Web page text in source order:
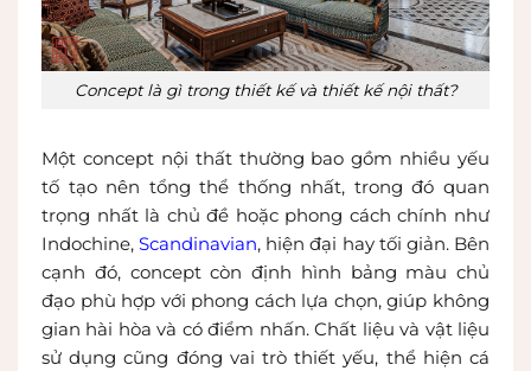
Concept là gì trong thiết kế và thiết kế nội thất?
Một concept nội thất thường bao gồm nhiều yếu
tố tạo nên tổng thể thống nhất, trong đó quan
trọng nhất là chủ đề hoặc phong cách chính như
Indochine,Scandinavian, hiện đại hay tối giản. Bên
cạnh đó, concept còn định hình bảng màu chủ
đạo phù hợp với phong cách lựa chọn, giúp không
gian hài hòa và có điểm nhấn. Chất liệu và vật liệu
sử dụng cũng đóng vai trò thiết yếu, thể hiện cá